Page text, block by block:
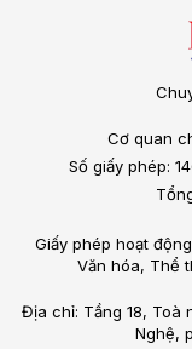
Cơ quan
Số giấy phép:
Giấy phép hoạt
Văn hóa, Thể
Địa chỉ: Tầng 18, Toà
Nghệ,